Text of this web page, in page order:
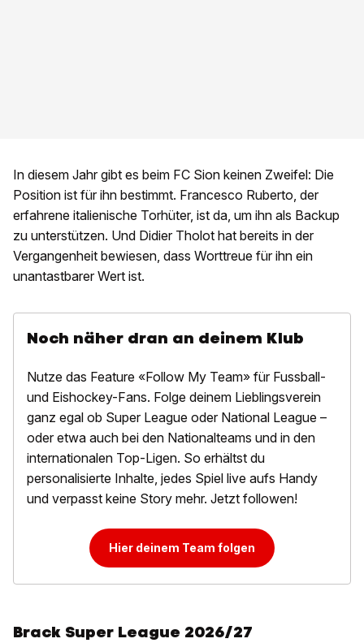
In diesem Jahr gibt es beim FC Sion keinen Zweifel: Die
Position ist für ihn bestimmt. Francesco Ruberto, der
erfahrene italienische Torhüter, ist da, um ihn als Backup
zu unterstützen. Und Didier Tholot hat bereits in der
Vergangenheit bewiesen, dass Worttreue für ihn ein
unantastbarer Wert ist.
Noch näher dran an deinem Klub
Nutze das Feature «Follow My Team» für Fussball-
und Eishockey-Fans. Folge deinem Lieblingsverein
ganz egal ob Super League oder National League –
oder etwa auch bei den Nationalteams und in den
internationalen Top-Ligen. So erhältst du
personalisierte Inhalte, jedes Spiel live aufs Handy
und verpasst keine Story mehr. Jetzt followen!
Hier deinem Team folgen
Brack Super League 2026/27